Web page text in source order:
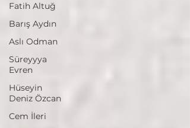
Fatih Altuğ
Barış Aydın
Aslı Odman
Süreyyya
Evren
Hüseyin
Deniz Özcan
Cem İleri